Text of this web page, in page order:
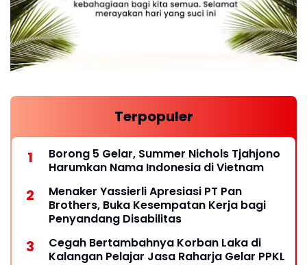
Terpopuler
Borong 5 Gelar, Summer Nichols Tjahjono
Harumkan Nama Indonesia di Vietnam
Menaker Yassierli Apresiasi PT Pan
Brothers, Buka Kesempatan Kerja bagi
Penyandang Disabilitas
Cegah Bertambahnya Korban Laka di
Kalangan Pelajar Jasa Raharja Gelar PPKL